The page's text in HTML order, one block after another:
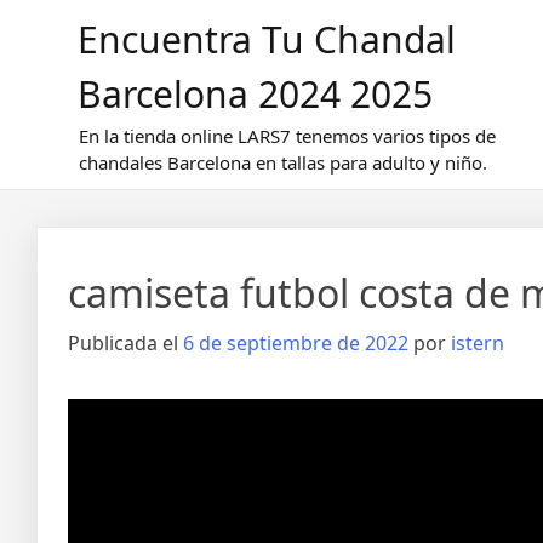
Encuentra Tu Chandal
Barcelona 2024 2025
En la tienda online LARS7 tenemos varios tipos de
chandales Barcelona en tallas para adulto y niño.
camiseta futbol costa de
Publicada el 6 de septiembre de 2022 por istern